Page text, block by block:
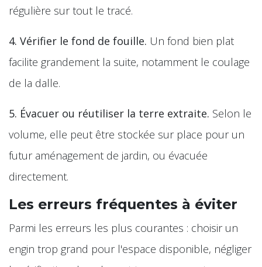
régulière sur tout le tracé.
4. Vérifier le fond de fouille. Un fond bien plat
facilite grandement la suite, notamment le coulage
de la dalle.
5. Évacuer ou réutiliser la terre extraite. Selon le
volume, elle peut être stockée sur place pour un
futur aménagement de jardin, ou évacuée
directement.
Les erreurs fréquentes à éviter
Parmi les erreurs les plus courantes : choisir un
engin trop grand pour l'espace disponible, négliger